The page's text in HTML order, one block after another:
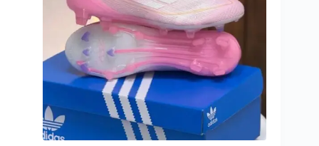
la
página
de
producto